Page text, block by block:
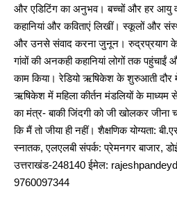
और एडिटिंग का अनुभव। बच्चों और हर आयु
कहानियां और कविताएं लिखीं। स्कूलों और
और उनसे संवाद करना जुनून। रुद्रप्रयाग के
गांवों की अनकही कहानियां लोगों तक
काम किया। रेडियो ऋषिकेश के शुरुआती दौर
ऋषिकेश में महिला कीर्तन मंडलियों के माध्यम
का मंत्र- बाकी जिंदगी को जी खोलकर जीना
कि मैं तो जीया ही नहीं। शैक्षणिक योग्यता:
स्नातक, एलएलबी संपर्क: प्रेमनगर बाजार,
उत्तराखंड-248140 ईमेल:
9760097344